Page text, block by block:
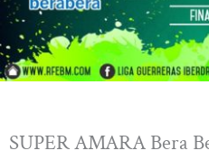
SUPER AMARA Bera